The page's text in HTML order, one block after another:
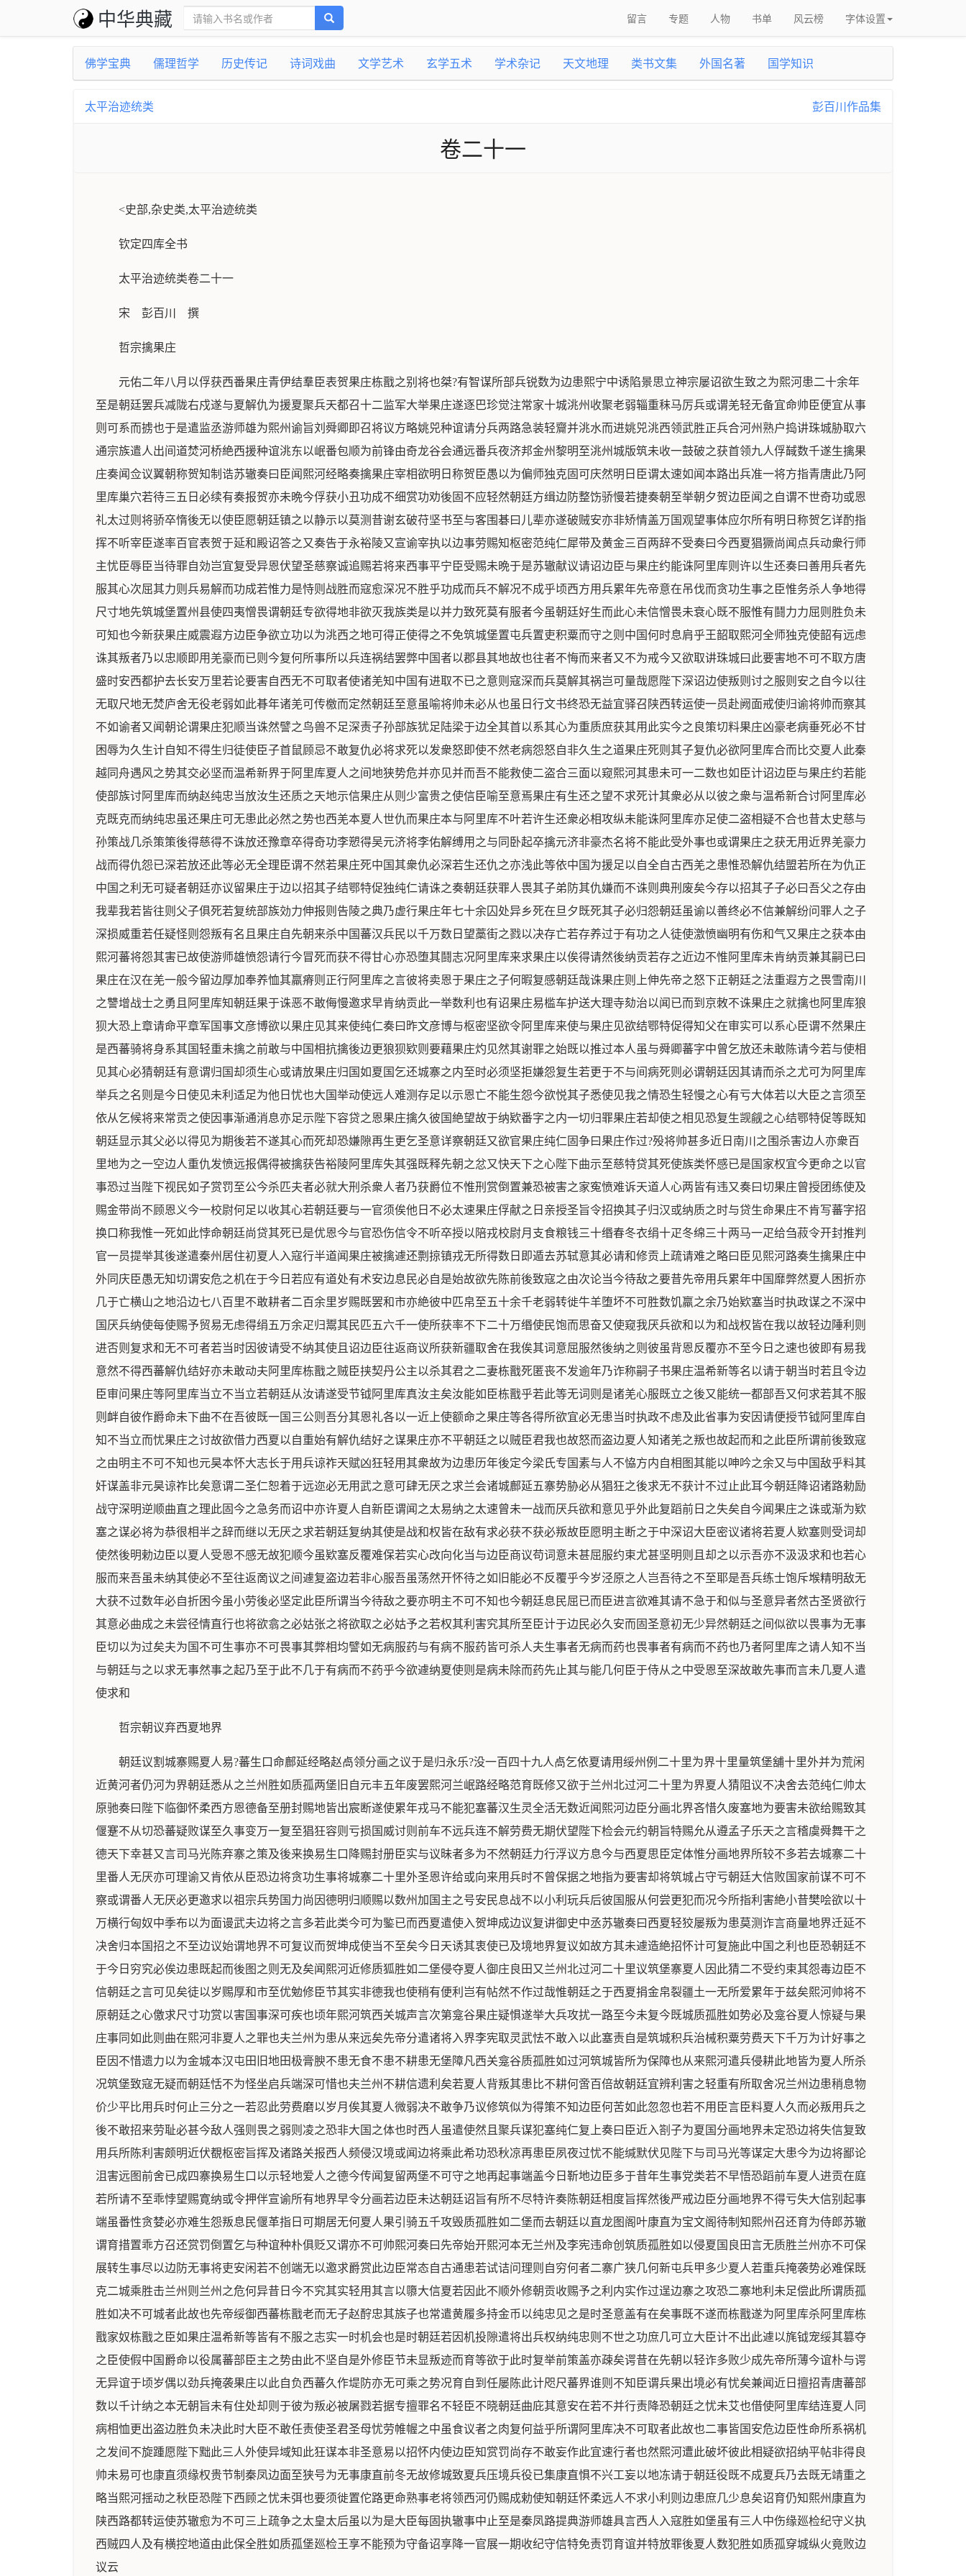
中华典藏 留言 专题 人物 书单 风云榜 字体设置
佛学宝典 儒理哲学 历史传记 诗词戏曲 文学艺术 玄学五术 学术杂记 天文地理 类书文集 外国名著 国学知识
太平治迹统类 彭百川作品集
卷二十一
<史部,杂史类,太平治迹统类
钦定四库全书
太平治迹统类卷二十一
宋 彭百川 撰
哲宗擒果庄
元佑二年八月以俘获西番果庄青伊结羣臣表贺果庄栋戬之别将也桀?有智谋所部兵锐数为边患熙宁中诱陷景思立神宗屡诏欲生致之为熙河患二十余年
至是朝廷罢兵减陇右戍遂与夏解仇为援夏聚兵天都召十二监军大举果庄遂逐巴珍觉注常家十城洮州收聚老弱辎重秣马厉兵或谓羌轻无备宜命帅臣便宜从事
则可系而掳也于是遣监丞游师雄为熙州谕旨刘舜卿即召将议方略姚兕种谊请分兵两路急装轻齎并洮水而进姚兕洮西领武胜正兵合河州熟户捣讲珠城胁取六
通宗族遣人出间道焚河桥絶西援种谊洮东以岷番包顺为前锋由奇龙谷会通远番兵夜济邦金州黎明至洮州城版筑未收一鼓破之获首领九人俘馘数千遂生擒果
庄奏闻佥议翼朝称贺知制诰苏辙奏曰臣闻熙河经略奏擒果庄宰相欲明日称贺臣愚以为偏师独克固可庆然明日臣谓太速如闻本路出兵准一将方指青唐此乃阿
里库巢穴若待三五日必续有奏报贺亦未晩今俘获小丑功成不细赏功劝後固不应轻然朝廷方缉边防整饬骄慢若捷奏朝至举朝夕贺边臣闻之自谓不世奇功或恩
礼太过则将骄卒惰後无以使臣愿朝廷镇之以静示以莫测昔谢玄破苻坚书至与客围碁曰儿辈亦遂破贼安亦非矫情盖万国观望事体应尔所有明日称贺乞详酌指
挥不听宰臣遂率百官表贺于延和殿诏答之又奏告于永裕陵又宣谕宰执以边事劳赐知枢密范纯仁犀带及黄金三百两辞不受奏曰今西夏猖獗尚闻点兵动衆行师
主忧臣辱臣当待罪自効岂宜复受异恩伏望圣慈察诚追赐若将来西事平宁臣受赐未晩于是苏辙献议请诏边臣与果庄约能诛阿里库则许以生还奏曰善用兵者先
服其心次屈其力则兵易解而功成若惟力是恃则战胜而寇愈深况不胜乎功成而兵不解况不成乎顷西方用兵累年先帝意在吊伐而贪功生事之臣惟务杀人争地得
尺寸地先筑城堡置州县使四夷憎畏谓朝廷专欲得地非欲灭我族类是以并力致死莫有服者今虽朝廷好生而此心未信憎畏未衰心既不服惟有鬪力力屈则胜负未
可知也今新获果庄威震遐方边臣争欲立功以为洮西之地可得正使得之不免筑城堡置屯兵置吏积粟而守之则中国何时息肩乎王韶取熙河全师独克使韶有远虑
诛其叛者乃以忠顺即用羌豪而已则今复何所事所以兵连祸结罢弊中国者以郡县其地故也往者不悔而来者又不为戒今又欲取讲珠城曰此要害地不可不取方唐
盛时安西都护去长安万里若论要害自西无不可取者使诸羌知中国有进取不已之意则寇深而兵莫解其祸岂可量哉愿陛下深诏边使叛则讨之服则安之自今以往
无取尺地无焚庐舍无役老弱如此朞年诸羌可传檄而定然朝廷至意虽喻将帅未必从也虽日行文书终恐无益宜驿召陕西转运使一员赴阙面戒使归谕将帅而察其
不如谕者又闻朝论谓果庄犯顺当诛然譬之鸟兽不足深责子孙部族犹足陆梁于边全其首以系其心为重质庶获其用此实今之良策切料果庄凶豪老病垂死必不甘
困辱为久生计自知不得生归徒使臣子首鼠顾忌不敢复仇必将求死以发衆怒即使不然老病怨怒自非久生之道果庄死则其子复仇必欲阿里库合而比交夏人此秦
越同舟遇风之势其交必坚而温希新界于阿里库夏人之间地狭势危并亦见并而吾不能救使二盗合三面以窥熙河其患未可一二数也如臣计诏边臣与果庄约若能
使部族讨阿里库而纳赵纯忠当放汝生还质之天地示信果庄从则少富贵之使信臣喻至意焉果庄有生还之望不求死计其衆必从以彼之衆与温希新合讨阿里库必
克既克而纳纯忠虽还果庄可无患此必然之势也西羌本夏人世仇而果庄本与阿里库不叶若许生还衆必相攻纵未能诛阿里库亦足使二盗相疑不合也昔太史慈与
孙策战几杀策策後得慈得不诛放还豫章卒得奇功李愬得吴元济将李佑解缚用之与同卧起卒擒元济非豪杰名将不能此受外事也或谓果庄之获无用近界羌豪力
战而得仇怨已深若放还此等必无全理臣谓不然若果庄死中国其衆仇必深若生还仇之亦浅此等依中国为援足以自全自古西羌之患惟恐解仇结盟若所在为仇正
中国之利无可疑者朝廷亦议留果庄于边以招其子结鄂特促独纯仁请诛之奏朝廷获罪人畏其子弟防其仇嫌而不诛则典刑废矣今存以招其子子必曰吾父之存由
我辈我若皆往则父子俱死若复统部族効力伸报则告陵之典乃虚行果庄年七十余囚处异乡死在旦夕既死其子必归怨朝廷虽谕以善终必不信兼解纷问罪人之子
深损威重若任疑怪则怨叛有名且果庄自先朝来杀中国蕃汉兵民以千万数日望藁街之戮以决存亡若存养过于有功之人徒使激愤幽明有伤和气又果庄之获本由
熙河蕃将怨其害已故使游师雄愤怨请行今冒死而获不得甘心亦恐堕其鬪志况阿里库来求果庄以俟得请然後纳贡若存之近边不惟阿里库未肯纳贡兼其嗣已曰
果庄在汉在羌一般今留边厚加奉养恤其羸瘠则正行阿里库之言彼将卖恩于果庄之子何暇复感朝廷哉诛果庄则上伸先帝之怒下正朝廷之法重遐方之畏雪南川
之讐增战士之勇且阿里库知朝廷果于诛恶不敢侮慢邀求早肯纳贡此一举数利也有诏果庄易槛车护送大理寺劾治以闻已而到京敇不诛果庄之就擒也阿里库狼
狈大恐上章请命平章军国事文彦博欲以果庄见其来使纯仁奏曰昨文彦博与枢密坚欲令阿里库来使与果庄见欲结鄂特促得知父在审实可以系心臣谓不然果庄
是西蕃骑将身系其国轻重未擒之前敢与中国相抗擒後边更狼狈欵则要藉果庄灼见然其谢罪之始既以推过本人虽与舜卿蕃字中曾乞放还未敢陈请今若与使相
见其心必猜朝廷有意谓归国却须生心或请放果庄归国如夏国乞还城寨之内至时必须坚拒嫌怨复生若更于不与间病死则必谓朝廷因其请而杀之尤可为阿里库
举兵之名则是今日使见未利适足为他日忧也大国举动使远人难测存足以示恩亡不能生怨今欲悦其子悉使见我之情恐生轻慢之心有亏大体若以大臣之言须至
依从乞候将来常贡之使因事渐通消息亦足示陛下容贷之恩果庄擒久彼国絶望故于纳欵番字之内一切归罪果庄若却使之相见恐复生觊觎之心结鄂特促等既知
朝廷显示其父必以得见为期後若不遂其心而死却恐嫌隙再生更乞圣意详察朝廷又欲官果庄纯仁固争曰果庄作过?殁将帅甚多近日南川之围杀害边人亦衆百
里地为之一空边人重仇发愤远报偶得被擒获告裕陵阿里库失其强既释先朝之忿又快天下之心陛下曲示至慈特贷其死使族类怀感已是国家权宜今更命之以官
事恐过当陛下视民如子赏罚至公今杀匹夫者必就大刑杀衆人者乃获爵位不惟刑赏倒置兼恐被害之家寃愤难诉天道人心两皆有违又奏曰切果庄曾授团练使及
赐金带尚不顾恩义今一校尉何足以收其心若朝廷要与一官须俟他日不必太速果庄俘献之日亲授圣旨令招换其子归汉或纳质之时与贷生命果庄不肯写蕃字招
换口称我惟一死如此悖命朝廷尚贷其死已是优恩今与官恐伤信令不听卒授以陪戎校尉月支食粮钱三十缗春冬衣绢十疋冬绵三十两马一疋给刍菽令开封推判
官一员提举其後遂遣秦州居住初夏人入寇行半道闻果庄被擒遽还剽掠镇戎无所得数日即遁去苏轼意其必请和修贡上疏请难之略曰臣见熙河路奏生擒果庄中
外同庆臣愚无知切谓安危之机在于今日若应有道处有术安边息民必自是始故欲先陈前後致寇之由次论当今待敌之要昔先帝用兵累年中国靡弊然夏人困折亦
几于亡横山之地沿边七八百里不敢耕者二百余里岁赐既罢和市亦絶彼中匹帛至五十余千老弱转徙牛羊堕坏不可胜数饥羸之余乃始欵塞当时执政谋之不深中
国厌兵纳使每使赐予贸易无虑得绢五万余疋归鬻其民匹五六千一使所获率不下二十万缗使民饱而思奋又使窥我厌兵欲和以为和战权皆在我以故轻边陲利则
进否则复求和无不可者若当时因彼请受不纳其使且诏边臣往返商议所获新疆取舍在我俟其词意屈服然後纳之则彼虽背恩反覆亦不至今日之速也彼即有易我
意然不得西蕃解仇结好亦未敢动夫阿里库栋戬之贼臣挟契丹公主以杀其君之二妻栋戬死匿丧不发逾年乃诈称嗣子书果庄温希新等名以请于朝当时若且令边
臣审问果庄等阿里库当立不当立若朝廷从汝请遂受节钺阿里库真汝主矣汝能如臣栋戬乎若此等无词则是诸羌心服既立之後又能统一都部吾又何求若其不服
则衅自彼作爵命未下曲不在吾彼既一国三公则吾分其恩礼各以一近上使额命之果庄等各得所欲宜必无患当时执政不虑及此省事为安因请便授节钺阿里库自
知不当立而忧果庄之讨故欲借力西夏以自重始有解仇结好之谋果庄亦不平朝廷之以贼臣君我也故怒而盗边夏人知诸羌之叛也故起而和之此臣所谓前後致寇
之由明主不可不知也元昊本怀大志长于用兵谅祚天赋凶狂轻用其衆故为边患历年後定今梁氏专国素与人不恊方内自相图其能以呻吟之余又与中国敌乎料其
奸谋盖非元昊谅祚比矣意谓二圣仁恕着于远迩必无用武之意可肆无厌之求兰会诸城鄜延五寨势胁必从猖狂之後求无不获计不过止此耳今朝廷降诏诸路勅励
战守深明逆顺曲直之理此固今之急务而诏中亦许夏人自新臣谓闻之太易纳之太速曾未一战而厌兵欲和意见乎外此复蹈前日之失矣自今闻果庄之诛或渐为欵
塞之谋必将为恭很相半之辞而继以无厌之求若朝廷复纳其使是战和权皆在敌有求必获不获必叛故臣愿明主断之于中深诏大臣密议诸将若夏人欵塞则受词却
使然後明勅边臣以夏人受恩不感无故犯顺今虽欵塞反覆难保若实心改向化当与边臣商议苟词意未甚屈服约束尤甚坚明则且却之以示吾亦不汲汲求和也若心
服而来吾虽未纳其使必不至往返啇议之间遽复盗边若非心服吾虽荡然开怀待之如旧能必不反覆乎今岁泾原之人岂吾待之不至耶是吾兵练士饱斥堠精明敌无
大获不过数年必自折困今虽小劳後必坚定此臣所谓当今待敌之要亦明主不可不知也今朝廷息民屈已而臣进言欲难其请不急于和似与圣意异者然古圣贤欲行
其意必曲成之未尝径情直行也将欲翕之必姑张之将欲取之必姑予之若权其利害究其所至臣计于边民必久安而固圣意初无少异然朝廷之间似欲以畏事为无事
臣切以为过矣夫为国不可生事亦不可畏事其弊相均譬如无病服药与有病不服药皆可杀人夫生事者无病而药也畏事者有病而不药也乃者阿里库之请人知不当
与朝廷与之以求无事然事之起乃至于此不几于有病而不药乎今欲遽纳夏使则是病未除而药先止其与能几何臣于侍从之中受恩至深故敢先事而言未几夏人遣
使求和
哲宗朝议弃西夏地界
朝廷议割城寨赐夏人易?蕃生口命鄜延经略赵卨领分画之议于是归永乐?没一百四十九人卨乞依夏请用绥州例二十里为界十里量筑堡舖十里外并为荒闲
近黄河者仍河为界朝廷悉从之兰州胜如质孤两堡旧自元丰五年废罢熙河兰岷路经略范育既修又欲于兰州北过河二十里为界夏人猜阻议不决舍去范纯仁帅太
原驰奏曰陛下临御怀柔西方恩德备至册封赐地皆出宸断遂使累年戎马不能犯塞蕃汉生灵全活无数近闻熙河边臣分画北界吝惜久废塞地为要害未欲给赐致其
偃蹇不从切恐蕃疑败谋至久事变万一复至猖狂容则亏损国威讨则前车不远兵连不解劳费无期伏望陛下检会元约朝旨特赐允从遵孟子乐天之言稽虞舜舞干之
德天下幸甚又言司马光陈弃寨之策及後来换易生口降赐封册臣实与议昧者多为不然朝廷力行浮议方息今与西夏思臣定体惟分画地界所较不多若去城寨二十
里番人无厌亦可理谕又肯依从臣恐边将贪功生事将城寨二十里外圣恩许给或向来用兵时不曾保据之地指为要害却将筑城占守亏朝廷大信败国家前谋不可不
察或谓番人无厌必更邀求以祖宗兵势国力尚因德明归顺赐以数州加国主之号安民息战不以小利玩兵后彼国服从何尝更犯而况今所指利害絶小昔樊哙欲以十
万横行匈奴中季布以为面谩武夫边将之言多若此类今可为鍳已而西夏遣使入贺坤成边议复讲御史中丞苏辙奏曰西夏轻狡屡叛为患莫测诈言商量地界迁延不
决舍归本国招之不至边议始谓地界不可复议而贺坤成使当不至矣今日天诱其衷使已及境地界复议如故方其未遽造絶招怀计可复施此中国之利也臣恐朝廷不
于今日穷究必俟边患既起而後图之则无及矣闻熙河近修质狐胜如二堡侵夺夏人御庄良田又兰州北过河二十里议筑堡寨夏人因此猜二不受约束其怨毒边臣不
信朝廷之言可见矣徒以岁赐厚和市至优勉修臣节其实非德我也使稍有便利岂有帖然不作过哉惟朝廷之于西夏捐金帛裂疆土一无所爱累年于兹矣熙河帅将不
原朝廷之心儌求尺寸功赏以害国事深可疾也顷年熙河筑西关城声言次第龛谷果庄疑惧遂举大兵攻扰一路至今未复今既城质孤胜如势必及龛谷夏人惊疑与果
庄事同如此则曲在熙河非夏人之罪也夫兰州为患从来远矣先帝分遣诸将入界李宪取灵武怯不敢入以此塞责自是筑城积兵治械积粟劳费天下千万为计好事之
臣因不惜遗力以为金城本汉屯田旧地田极膏腴不患无食不患不耕患无堡障凡西关龛谷质孤胜如过河筑城皆所为保障也从来熙河遣兵侵耕此地皆为夏人所杀
况筑堡致寇无疑而朝廷恬不为怪坐启兵端深可惜也夫兰州不耕信遗利矣若夏人背叛其患比不耕何啻百倍故朝廷宜辨利害之轻重有所取舍况兰州边患稍息物
价少平比用兵时何止三分之一若忍此劳费磨以岁月俟其夏人微弱决不敢争乃议修筑似为得策不知边臣何苦如此忽忽也若不用臣言臣料夏人久而必叛用兵之
後不敢招来劳耻必甚今敌人强则畏之弱则凌之恐非大国之体也时西人虽遣使然且聚兵谋犯塞纯仁复上奏曰臣近入劄子为夏国分画地界未定恐边将失信复致
用兵所陈利害颇明近伏覩枢密旨挥及诸路关报西人频侵汉境或闻边将乘此希功恐秋凉再患臣夙夜过忧不能缄默伏见陛下与司马光等谋定大患今为边将鄙论
沮害远图前舍已成四寨换易生口以示轻地爱人之德今传闻复留两堡不可守之地再起事端盖今日靳地边臣多于昔年生事党类若不早悟恐蹈前车夏人进贡在庭
若所请不至乖悖望赐寛纳或令押伴宣谕所有地界早令分画若边臣未达朝廷诏旨有所不尽特许奏陈朝廷相度旨挥然後严戒边臣分画地界不得亏失大信别起事
端虽番性贪婪必亦难生怨叛息民偃革指日可期居无何夏人果引骑五千攻毁质孤胜如二堡而去朝廷以直龙图阁叶康直为宝文阁待制知熙州召还育为侍郎苏辙
谓育措置乖方召还赏罚倒置乞与种谊种朴俱贬又谓亦不可帅熙河奏曰先帝始开熙河本无兰州及李宪违命创筑质孤胜如以侵夏国良田言无质胜兰州亦不可保
展转生事尽以边防无事将吏安闲若不创端无以邀求爵赏此边臣常态自古通患若试诘问理则自穷何者二寨广狭几何新屯兵甲多少夏人若重兵掩袭势必难保既
克二城乘胜击兰州则兰州之危何异昔日今不究其实轻用其言以隳大信夏若因此不顺外修朝贡收赐予之利内实作过逞边寨之攻恐二寨地利未足偿此所谓质孤
胜如决不可城者此故也先帝绥御西蕃栋戬老而无子赵酧忠其族子也常遣黄履多持金币以纯忠见之是时圣意盖有在矣事既不遂而栋戬遂为阿里库杀阿里库栋
戬家奴栋戬之臣如果庄温希新等皆有不服之志实一时机会也是时朝廷若因机投隙遣将出兵权纳纯忠则不世之功庶几可立大臣计不出此遽以旄钺宠绥其篡夺
之臣使假中国爵命以役属蕃部臣主之势由此不坚自是外修臣节未显叛迹而育等欲于此时复举前策盖亦疎矣谔昔在先朝以轻诈多败少成先帝所薄今谊朴与谔
无异谊于顷岁偶以劲兵掩袭果庄以此自负西蕃久作堤防亦无可乘之势况育自到任屡陈此计咫尺蕃界谁则不知臣谓兵果出境必有忧矣兼闻近日擅招青唐蕃部
数以千计纳之本无朝旨未有住处却则于彼为叛必被屠戮若据专擅罪名不轻臣不晓朝廷曲庇其意安在若不并行责降恐朝廷之忧未艾也借使阿里库结连夏人同
病相恤更出盗边胜负未决此时大臣不敢任责使圣君圣母忧劳帷幄之中虽食议者之肉复何益乎所谓阿里库决不可取者此故也二事皆国安危边臣性命所系祸机
之发间不旋踵愿陛下黜此三人外使异域知此狂谋本非圣意易以招怀内使边臣知赏罚尚存不敢妄作此宜速行者也然熙河遭此破坏彼此相疑欲招纳平帖非得良
帅未易可也康直须缘权贵节制秦凤边面至狭号为无事康直前冬无故修城致夏兵压境兵役已集康直惧不兴工妄以地冻请于朝廷役既不成夏兵乃去既无靖重之
略当熙河揺动之秋臣恐陛下西顾之忧未弭也要须徙置佗路更命熟事老将领西河仍赐成勅使知朝廷怀柔远人不求小利则边患庶几少息矣诏育仍知熙州康直为
陕西路都转运使苏辙愈为不可三上疏争之太皇太后虽以为是大臣每固执辙事中止至是秦凤路提典游师雄具言西人入寇胜如堡虽有三人中伤缘廵检纪守义执
西贼四人及有横控地道由此保全胜如质孤堡廵检王享不能预为守备诏享降一官展一期收纪守信特免责罚育谊并特放罪後夏人数犯胜如质孤穿城纵火竟败边
议云